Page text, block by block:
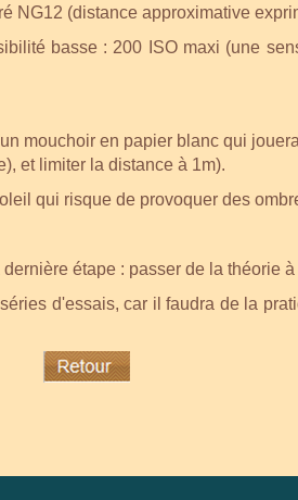
NG12 (distance approximative
basse : 200 ISO maxi (une
mouchoir en papier blanc qui
et limiter la distance à 1m).
qui risque de provoquer des
étape : passer de la théorie
d'essais, car il faudra de la